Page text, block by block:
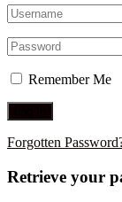
Remember Me
Forgotten
Retrieve your